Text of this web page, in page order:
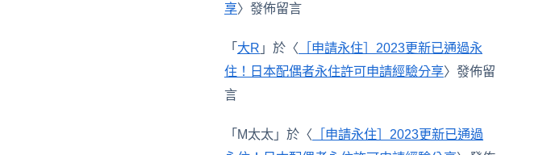
享〉發佈留言
「 大R 」於〈 ［申請永住］2023更新已通過永
住！日本配偶者永住許可申請經驗分享〉發佈留
言
「 M太太 」於〈 ［申請永住］2023更新已通過